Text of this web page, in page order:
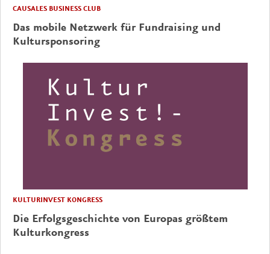
CAUSALES BUSINESS CLUB
Das mobile Netzwerk für Fundraising und
Kultursponsoring
KULTURINVEST KONGRESS
Die Erfolgsgeschichte von Europas größtem
Kulturkongress